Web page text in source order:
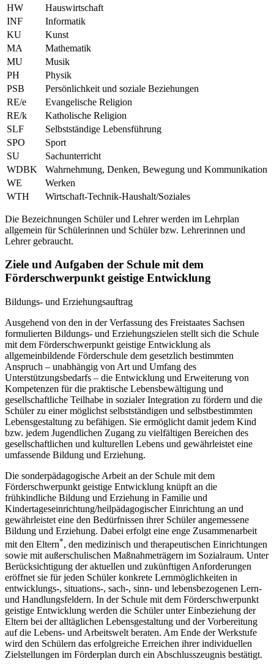
HW
Hauswirtschaft
INF
Informatik
KU
Kunst
MA
Mathematik
MU
Musik
PH
Physik
PSB
Persönlichkeit und soziale Beziehungen
RE/e
Evangelische Religion
RE/k
Katholische Religion
SLF
Selbstständige Lebensführung
SPO
Sport
SU
Sachunterricht
WDBK
Wahrnehmung, Denken, Bewegung und Kommunikation
WE
Werken
WTH
Wirtschaft-Technik-Haushalt/Soziales
Die Bezeichnungen Schüler und Lehrer werden im Lehrplan
allgemein für Schülerinnen und Schüler bzw. Lehrerinnen und
Lehrer gebraucht.
Ziele und Aufgaben der Schule mit dem
Förderschwerpunkt geistige Entwicklung
Bildungs- und Erziehungsauftrag
Ausgehend von den in der Verfassung des Freistaates Sachsen
formulierten Bildungs- und Erziehungszielen stellt sich die Schule
mit dem Förderschwerpunkt geistige Entwicklung als
allgemeinbildende Förderschule dem gesetzlich bestimmten
Anspruch – unabhängig von Art und Umfang des
Unterstützungsbedarfs – die Entwicklung und Erweiterung von
Kompetenzen für die praktische Lebensbewältigung und
gesellschaftliche Teilhabe in sozialer Integration zu fördern und die
Schüler zu einer möglichst selbstständigen und selbstbestimmten
Lebensgestaltung zu befähigen. Sie ermöglicht damit jedem Kind
bzw. jedem Jugendlichen Zugang zu vielfältigen Bereichen des
gesellschaftlichen und kulturellen Lebens und gewährleistet eine
umfassende Bildung und Erziehung.
Die sonderpädagogische Arbeit an der Schule mit dem
Förderschwerpunkt geistige Entwicklung knüpft an die
frühkindliche Bildung und Erziehung in Familie und
Kindertageseinrichtung/heilpädagogischer Einrichtung an und
gewährleistet eine den Bedürfnissen ihrer Schüler angemessene
Bildung und Erziehung. Dabei erfolgt eine enge Zusammenarbeit
mit den Eltern*, den medizinisch und therapeutischen Einrichtungen
sowie mit außerschulischen Maßnahmeträgern im Sozialraum. Unter
Berücksichtigung der aktuellen und zukünftigen Anforderungen
eröffnet sie für jeden Schüler konkrete Lernmöglichkeiten in
entwicklungs-, situations-, sach-, sinn- und lebensbezogenen Lern-
und Handlungsfeldern. In der Schule mit dem Förderschwerpunkt
geistige Entwicklung werden die Schüler unter Einbeziehung der
Eltern bei der alltäglichen Lebensgestaltung und der Vorbereitung
auf die Lebens- und Arbeitswelt beraten. Am Ende der Werkstufe
wird den Schülern das erfolgreiche Erreichen ihrer individuellen
Zielstellungen im Förderplan durch ein Abschlusszeugnis bestätigt.